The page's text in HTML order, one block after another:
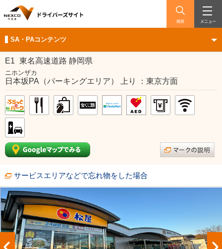
検索 メニュー
SA・PAコンテンツ
E1 東名高速道路 静岡県
ニホンザカ
日本坂PA（パーキングエリア） 上り ：東京方面
サービスエリアなどで忘れ物をした場合